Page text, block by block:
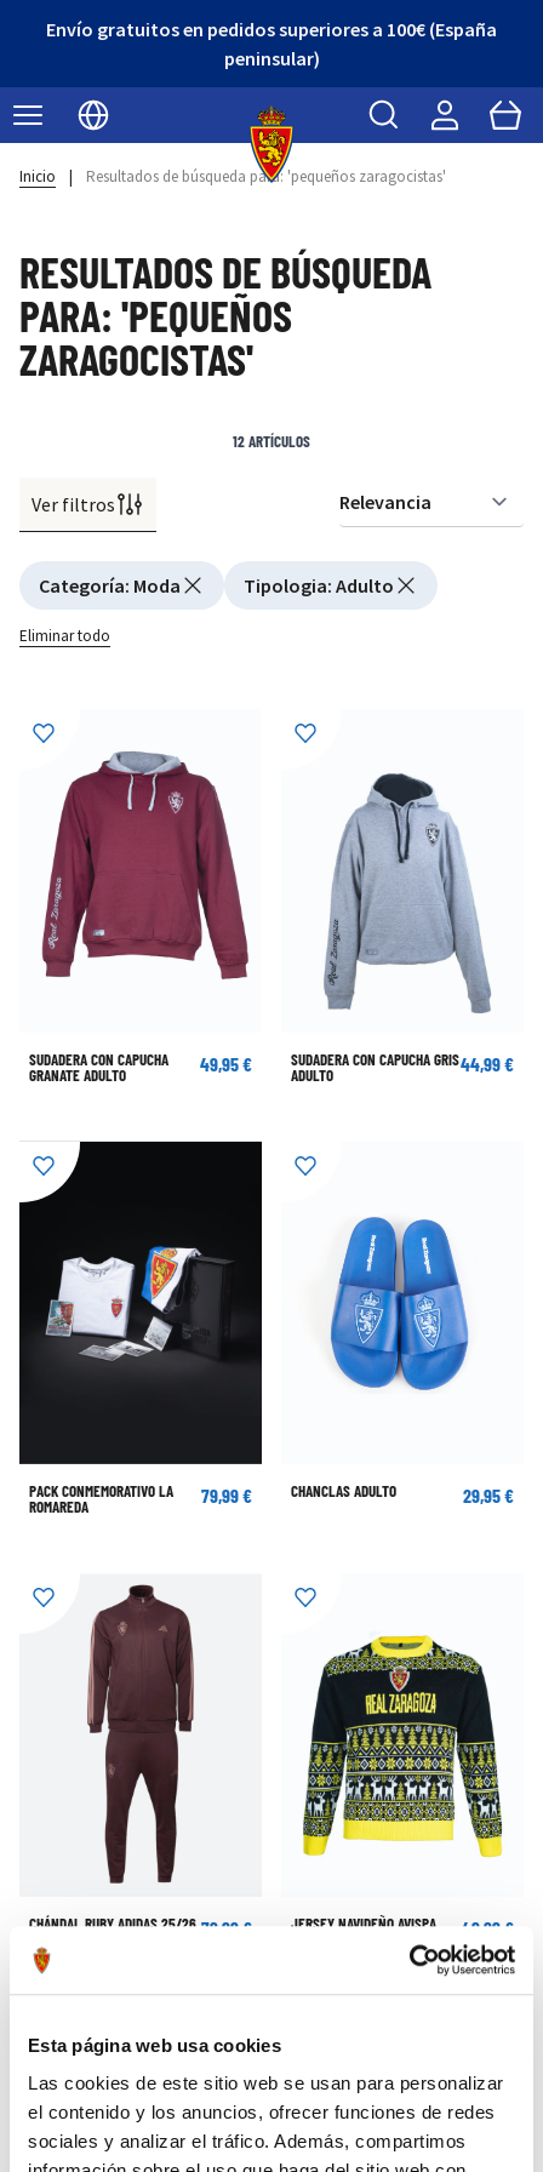
Esta página web usa cookies
Las cookies de este sitio web se usan para personalizar
el contenido y los anuncios, ofrecer funciones de redes
sociales y analizar el tráfico. Además, compartimos
Envío gratuitos en pedidos superiores a 100€ (España
peninsular)
Seleccionar idioma
Buscar Cart
Inicio | Resultados de búsqueda para: 'pequeños zaragocistas'
RESULTADOS DE BÚSQUEDA
PARA: 'PEQUEÑOS
ZARAGOCISTAS'
Ver filtros
Active filtering
Categoría: Moda Tipologia: Adulto
Eliminar todo
12ARTÍCULOS
SUDADERA CON CAPUCHA
GRANATE ADULTO
49,95 €
SUDADERA CON CAPUCHA GRIS
ADULTO
44,99 €
PACK CONMEMORATIVO LA
ROMAREDA
79,99 € CHANCLAS ADULTO 29,95 €
CHÁNDAL RUBY ADIDAS 25/26 79,99 €
JERSEY NAVIDEÑO AVISPA
49,99 €